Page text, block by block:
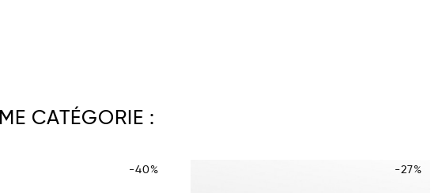
CATÉGORIE :
-40% -27%